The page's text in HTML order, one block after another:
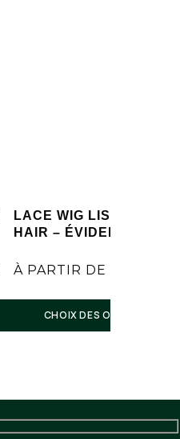
LACE WIG LISSE RAW
HAIR – ÉVIDENCE
À PARTIR DE
CHOIX DES OPTIONS